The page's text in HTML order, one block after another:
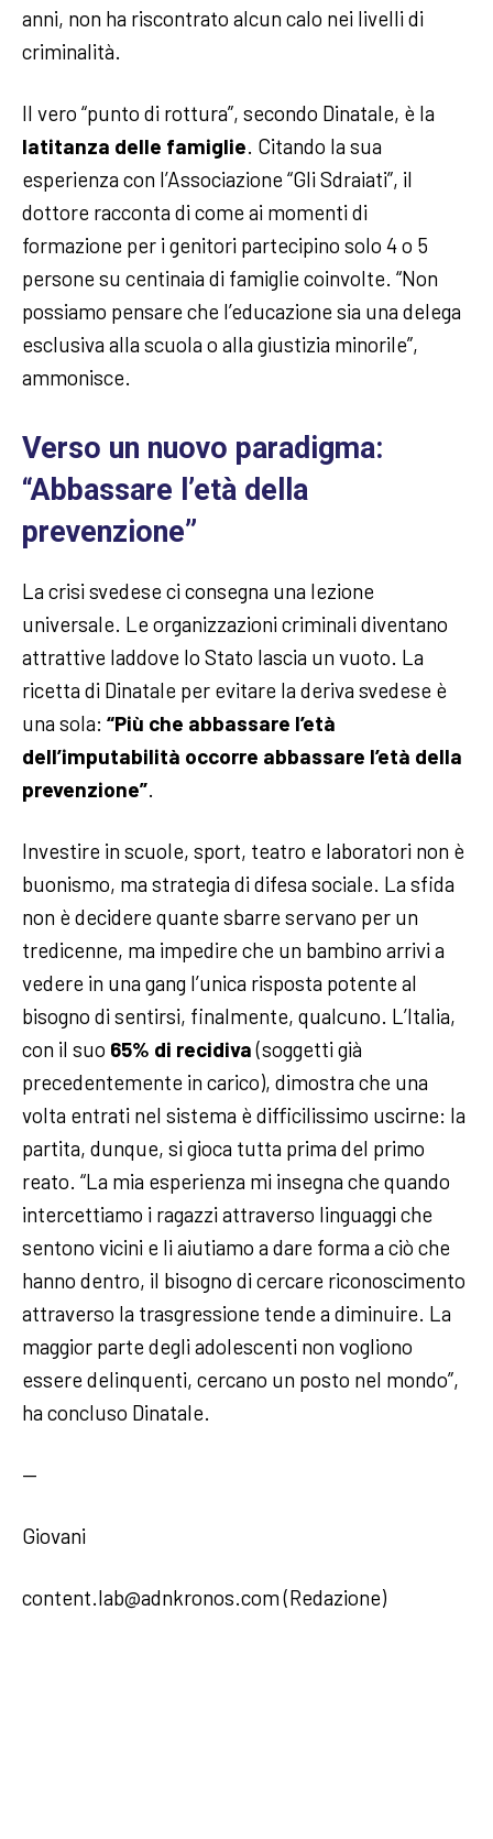
anni, non ha riscontrato alcun calo nei livelli di
criminalità.
Il vero “punto di rottura”, secondo Dinatale, è la
latitanza delle famiglie. Citando la sua
esperienza con l’Associazione “Gli Sdraiati”, il
dottore racconta di come ai momenti di
formazione per i genitori partecipino solo 4 o 5
persone su centinaia di famiglie coinvolte. “Non
possiamo pensare che l’educazione sia una delega
esclusiva alla scuola o alla giustizia minorile”,
ammonisce.
Verso un nuovo paradigma:
“Abbassare l’età della
prevenzione”
La crisi svedese ci consegna una lezione
universale. Le organizzazioni criminali diventano
attrattive laddove lo Stato lascia un vuoto. La
ricetta di Dinatale per evitare la deriva svedese è
una sola: “Più che abbassare l’età
dell’imputabilità occorre abbassare l’età della
prevenzione”.
Investire in scuole, sport, teatro e laboratori non è
buonismo, ma strategia di difesa sociale. La sfida
non è decidere quante sbarre servano per un
tredicenne, ma impedire che un bambino arrivi a
vedere in una gang l’unica risposta potente al
bisogno di sentirsi, finalmente, qualcuno. L’Italia,
con il suo 65% di recidiva(soggetti già
precedentemente in carico), dimostra che una
volta entrati nel sistema è difficilissimo uscirne: la
partita, dunque, si gioca tutta prima del primo
reato. “La mia esperienza mi insegna che quando
intercettiamo i ragazzi attraverso linguaggi che
sentono vicini e li aiutiamo a dare forma a ciò che
hanno dentro, il bisogno di cercare riconoscimento
attraverso la trasgressione tende a diminuire. La
maggior parte degli adolescenti non vogliono
essere delinquenti, cercano un posto nel mondo”,
ha concluso Dinatale.
—
Giovani
content.lab@adnkronos.com (Redazione)